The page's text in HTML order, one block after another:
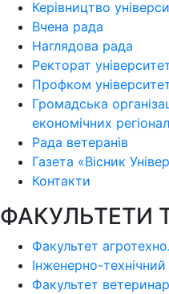
Керівництво
Вчена рада
Наглядова рада
Ректорат
Профком
Громадська
економічних
Рада ветеранів
Газета «Вісник
Контакти
ФАКУЛЬТЕТИ
Факультет
Інженерно-
Факультет